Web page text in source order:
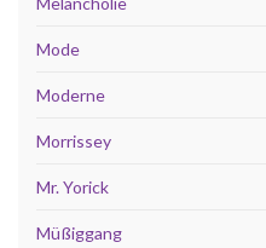
Mode
Moderne
Morrissey
Mr. Yorick
Müßiggang